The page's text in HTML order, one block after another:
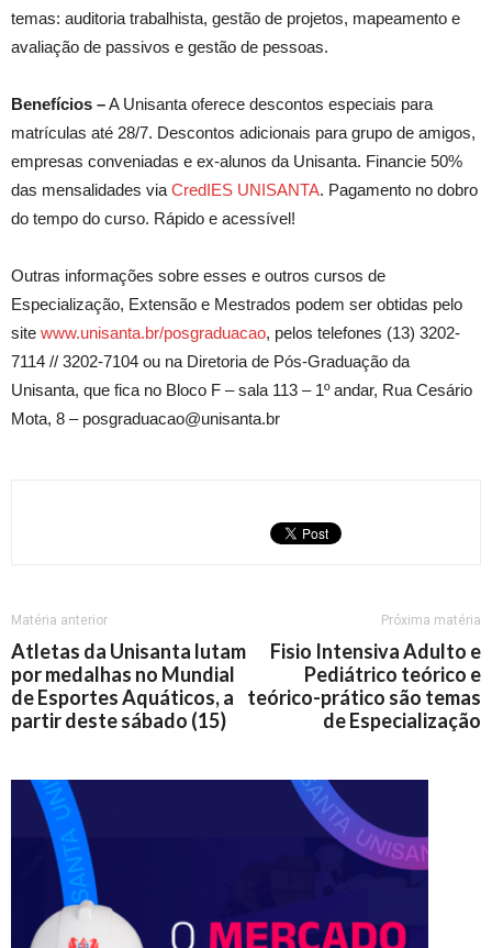
temas: auditoria trabalhista, gestão de projetos, mapeamento e
avaliação de passivos e gestão de pessoas.
Benefícios –A Unisanta oferece descontos especiais para
matrículas até 28/7. Descontos adicionais para grupo de amigos,
empresas conveniadas e ex-alunos da Unisanta. Financie 50%
das mensalidades via CredIES UNISANTA. Pagamento no dobro
do tempo do curso. Rápido e acessível!
Outras informações sobre esses e outros cursos de
Especialização, Extensão e Mestrados podem ser obtidas pelo
site www.unisanta.br/posgraduacao, pelos telefones (13) 3202-
7114 // 3202-7104 ou na Diretoria de Pós-Graduação da
Unisanta, que fica no Bloco F – sala 113 – 1º andar, Rua Cesário
Mota, 8 – posgraduacao@unisanta.br
Matéria anterior
Atletas da Unisanta lutam
por medalhas no Mundial
de Esportes Aquáticos, a
partir deste sábado (15)
Próxima matéria
Fisio Intensiva Adulto e
Pediátrico teórico e
teórico-prático são temas
de Especialização